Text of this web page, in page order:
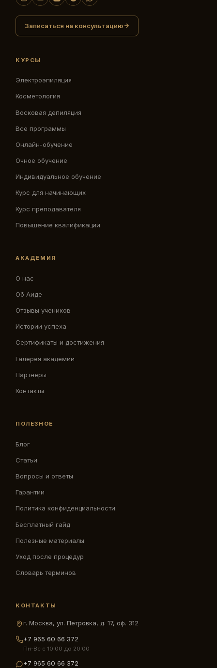
Записаться на консультацию
КУРСЫ
Электроэпиляция
Косметология
Восковая депиляция
Все программы
Онлайн-обучение
Очное обучение
Индивидуальное обучение
Курс для начинающих
Курс преподавателя
Повышение квалификации
АКАДЕМИЯ
О нас
Об Аиде
Отзывы учеников
Истории успеха
Сертификаты и достижения
Галерея академии
Партнёры
Контакты
ПОЛЕЗНОЕ
Блог
Статьи
Вопросы и ответы
Гарантии
Политика конфиденциальности
Бесплатный гайд
Полезные материалы
Уход после процедур
Словарь терминов
КОНТАКТЫ
г. Москва, ул. Петровка, д. 17, оф. 312
+7 965 60 66 372
Пн-Вс с 10:00 до 20:00
+7 965 60 66 372